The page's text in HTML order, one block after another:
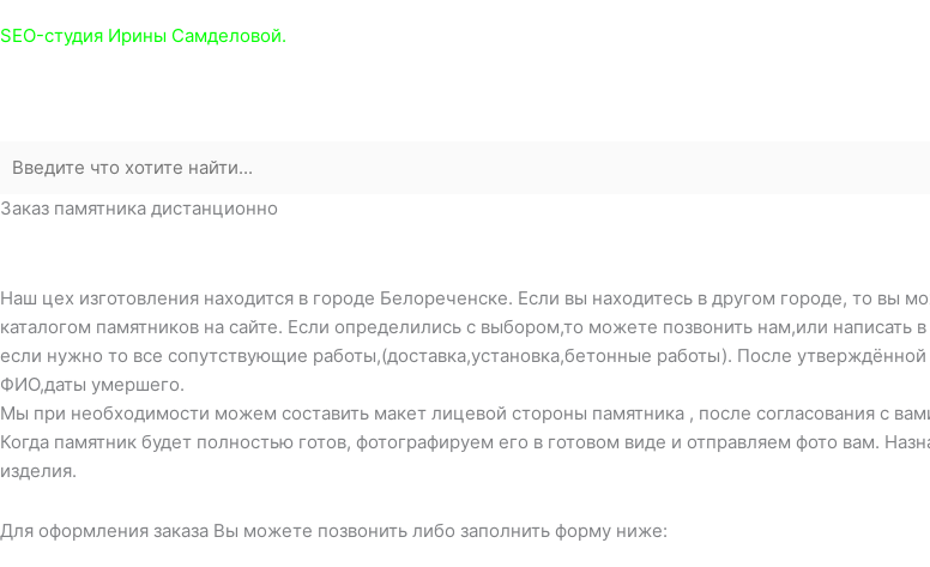
SEO-студия Ирины Самделовой.
Заказ памятника дистанционно
Наш цех изготовления находится в городе Белореченске. Если вы находитесь в другом городе, то вы
каталогом памятников на сайте. Если определились с выбором,то можете позвонить нам,или
если нужно то все сопутствующие работы,(доставка,установка,бетонные работы). После
ФИО,даты умершего.
Мы при необходимости можем составить макет лицевой стороны памятника , после согласования с
Когда памятник будет полностью готов, фотографируем его в готовом виде и отправляем фото вам.
изделия.
Для оформления заказа Вы можете позвонить либо заполнить форму ниже: